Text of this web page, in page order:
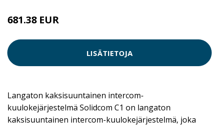
681.38 EUR
LISÄTIETOJA
Langaton kaksisuuntainen intercom-
kuulokejärjestelmä Solidcom C1 on langaton
kaksisuuntainen intercom-kuulokejärjestelmä, joka